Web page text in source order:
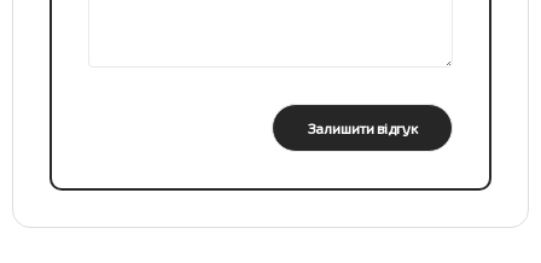
Залишити відгук